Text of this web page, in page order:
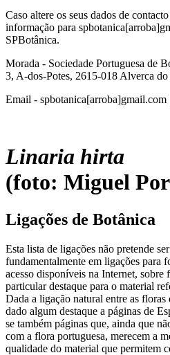
Caso altere os seus dados de
informação para
SPBotânica.
Morada - Sociedade Portuguesa de
3, A-dos-Potes, 2615-018 Alverca
Email -
Linaria hirta
(foto: Miguel
Ligações de Botânica
Esta lista de ligações não pretende
fundamentalmente em ligações para
acesso disponíveis na Internet, sobre
particular destaque para o material
Dada a ligação natural entre as floras
dado algum destaque a páginas de
se também páginas que, ainda que
com a flora portuguesa, merecem a
qualidade do material que permitem